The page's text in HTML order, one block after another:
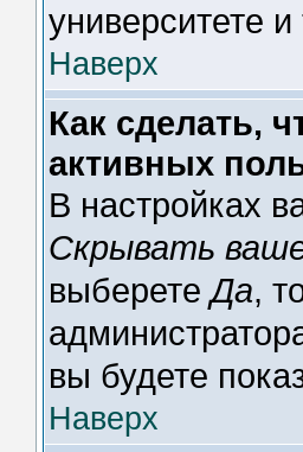
университете и
Наверх
Как сделать,
активных
В настройках
Скрывать
выберетеДа,
вы будете
Наверх